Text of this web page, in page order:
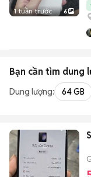
1 tuần trước 6
Bạn cần tìm dung
Dung lượng: 64 GB